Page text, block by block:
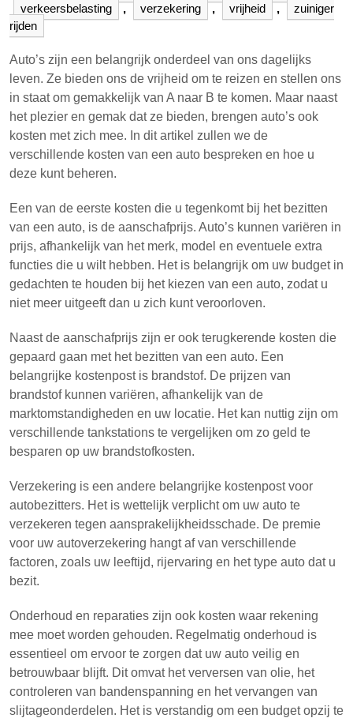
verkeersbelasting
, verzekering , vrijheid ,
zuiniger
rijden
Auto’s zijn een belangrijk onderdeel van ons dagelijks
leven. Ze bieden ons de vrijheid om te reizen en stellen ons
in staat om gemakkelijk van A naar B te komen. Maar naast
het plezier en gemak dat ze bieden, brengen auto’s ook
kosten met zich mee. In dit artikel zullen we de
verschillende kosten van een auto bespreken en hoe u
deze kunt beheren.
Een van de eerste kosten die u tegenkomt bij het bezitten
van een auto, is de aanschafprijs. Auto’s kunnen variëren in
prijs, afhankelijk van het merk, model en eventuele extra
functies die u wilt hebben. Het is belangrijk om uw budget in
gedachten te houden bij het kiezen van een auto, zodat u
niet meer uitgeeft dan u zich kunt veroorloven.
Naast de aanschafprijs zijn er ook terugkerende kosten die
gepaard gaan met het bezitten van een auto. Een
belangrijke kostenpost is brandstof. De prijzen van
brandstof kunnen variëren, afhankelijk van de
marktomstandigheden en uw locatie. Het kan nuttig zijn om
verschillende tankstations te vergelijken om zo geld te
besparen op uw brandstofkosten.
Verzekering is een andere belangrijke kostenpost voor
autobezitters. Het is wettelijk verplicht om uw auto te
verzekeren tegen aansprakelijkheidsschade. De premie
voor uw autoverzekering hangt af van verschillende
factoren, zoals uw leeftijd, rijervaring en het type auto dat u
bezit.
Onderhoud en reparaties zijn ook kosten waar rekening
mee moet worden gehouden. Regelmatig onderhoud is
essentieel om ervoor te zorgen dat uw auto veilig en
betrouwbaar blijft. Dit omvat het verversen van olie, het
controleren van bandenspanning en het vervangen van
slijtageonderdelen. Het is verstandig om een budget opzij te